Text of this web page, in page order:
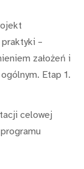
–
założeń i
Etap 1.
celowej